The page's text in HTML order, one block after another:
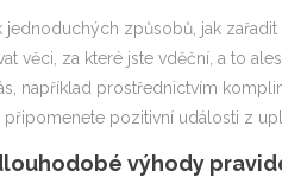
jednoduchých způsobů, jak
věci, za které jste vděční, a to
například prostřednictvím
připomenete pozitivní události z
výhody